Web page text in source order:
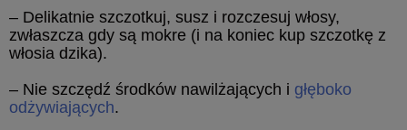
– Delikatnie szczotkuj, susz i rozczesuj włosy,
zwłaszcza gdy są mokre (i na koniec kup szczotkę z
włosia dzika).
– Nie szczędź środków nawilżających i głęboko
odżywiających.